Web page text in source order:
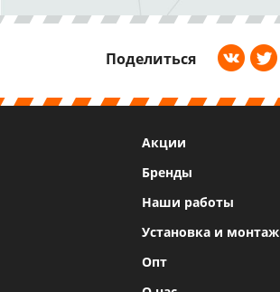
Поделиться
Акции
Бренды
Наши работы
Установка и монтаж
Опт